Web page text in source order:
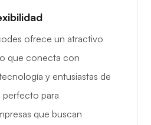
ofrece un atractivo
que conecta con
y entusiastas de
perfecto para
que buscan